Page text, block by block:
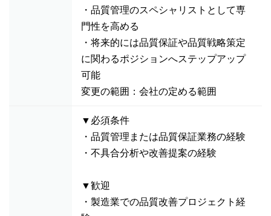
・品質管理のスペシャリストとして専
門性を高める
・将来的には品質保証や品質戦略策定
に関わるポジションへステップアップ
可能
変更の範囲：会社の定める範囲
▼必須条件
・品質管理または品質保証業務の経験
・不具合分析や改善提案の経験
▼歓迎
・製造業での品質改善プロジェクト経